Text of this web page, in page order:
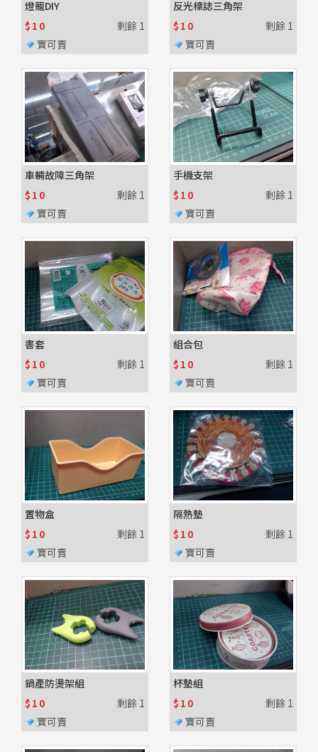
燈籠DIY
$10
剩餘 1
寶可賣
反光標誌三角架
$10
剩餘 1
寶可賣
車輛故障三角架
$10
剩餘 1
寶可賣
手機支架
$10
剩餘 1
寶可賣
書套
$10
剩餘 1
寶可賣
組合包
$10
剩餘 1
寶可賣
置物盒
$10
剩餘 1
寶可賣
隔熱墊
$10
剩餘 1
寶可賣
鍋產防燙架組
$10
剩餘 1
寶可賣
杯墊組
$10
剩餘 1
寶可賣